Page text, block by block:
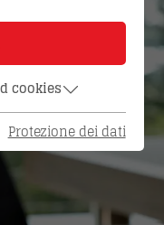
cookies
Protezione dei dati